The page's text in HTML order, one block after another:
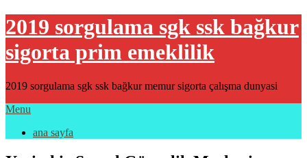
2019 sorgulama sgk ssk bağkur
sigorta prim emeklilik
2019 sorgulama sgk ssk bağkur memur sigorta çalışma dunyasi
Menu
ana sayfa